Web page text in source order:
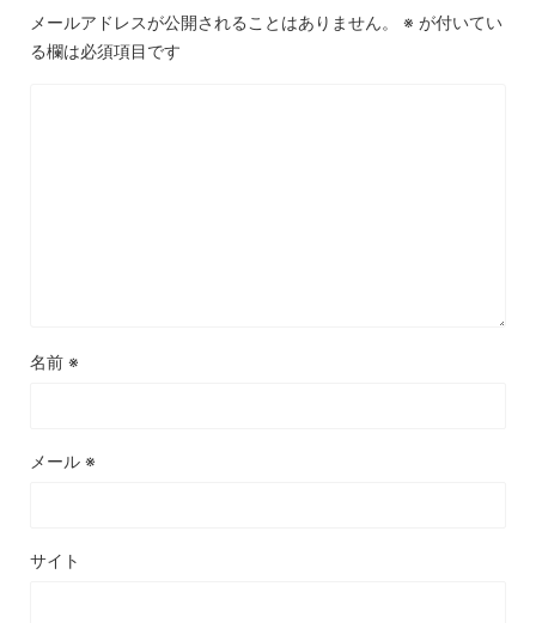
メールアドレスが公開されることはありません。 ※ が付いてい
る欄は必須項目です
名前 ※
メール ※
サイト